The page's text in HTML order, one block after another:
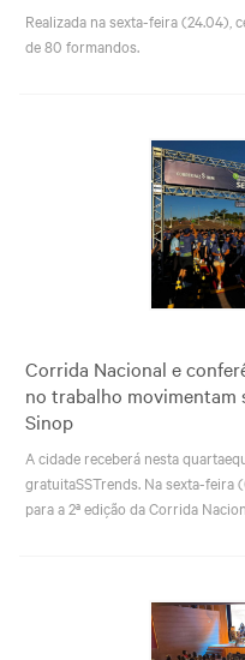
Realizada na sexta-feira (24.04),
de 80 formandos.
Corrida Nacional e
no trabalho movimentam
Sinop
A cidade receberá nesta
gratuitaSSTrends. Na sexta-feira
para a 2ª edição da Corrida